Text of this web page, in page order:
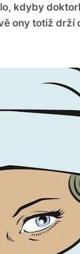
kdyby
ony totiž drží